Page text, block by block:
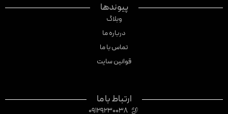
پیوندها
وبلاگ
درباره ما
تماس با ما
قوانین سایت
ارتباط با ما
09129230038